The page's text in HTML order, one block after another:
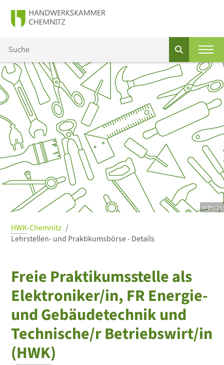
© Ducky
HWK-Chemnitz
Lehrstellen- und Praktikumsbörse - Details
Freie Praktikumsstelle als
Elektroniker/in, FR Energie-
und Gebäudetechnik und
Technische/r Betriebswirt/in
(HWK)